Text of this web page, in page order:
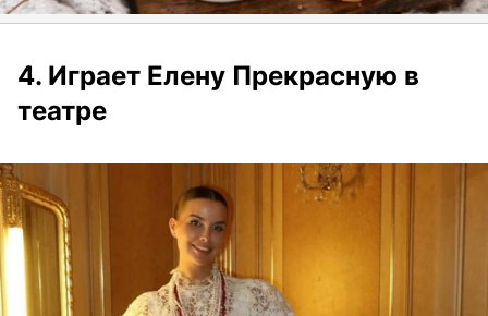
4. Играет Елену Прекрасную в
театре